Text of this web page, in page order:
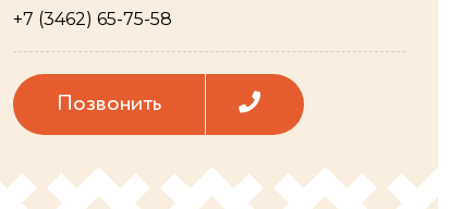
+7 (3462) 65-75-58
Позвонить